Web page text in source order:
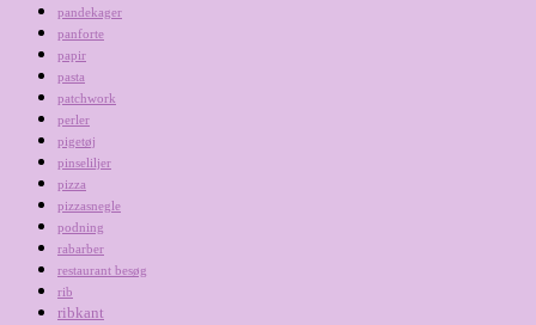
pandekager
panforte
papir
pasta
patchwork
perler
pigetøj
pinseliljer
pizza
pizzasnegle
podning
rabarber
restaurant besøg
rib
ribkant